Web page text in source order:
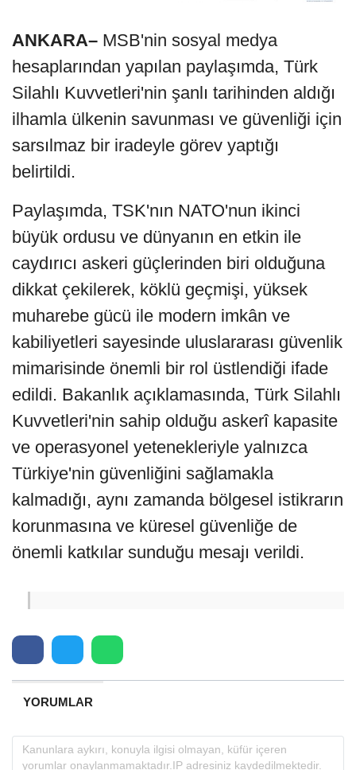
ANKARA– MSB'nin sosyal medya
hesaplarından yapılan paylaşımda, Türk
Silahlı Kuvvetleri'nin şanlı tarihinden aldığı
ilhamla ülkenin savunması ve güvenliği için
sarsılmaz bir iradeyle görev yaptığı
belirtildi.
Paylaşımda, TSK'nın NATO'nun ikinci
büyük ordusu ve dünyanın en etkin ile
caydırıcı askeri güçlerinden biri olduğuna
dikkat çekilerek, köklü geçmişi, yüksek
muharebe gücü ile modern imkân ve
kabiliyetleri sayesinde uluslararası güvenlik
mimarisinde önemli bir rol üstlendiği ifade
edildi. Bakanlık açıklamasında, Türk Silahlı
Kuvvetleri'nin sahip olduğu askerî kapasite
ve operasyonel yetenekleriyle yalnızca
Türkiye'nin güvenliğini sağlamakla
kalmadığı, aynı zamanda bölgesel istikrarın
korunmasına ve küresel güvenliğe de
önemli katkılar sunduğu mesajı verildi.
YORUMLAR